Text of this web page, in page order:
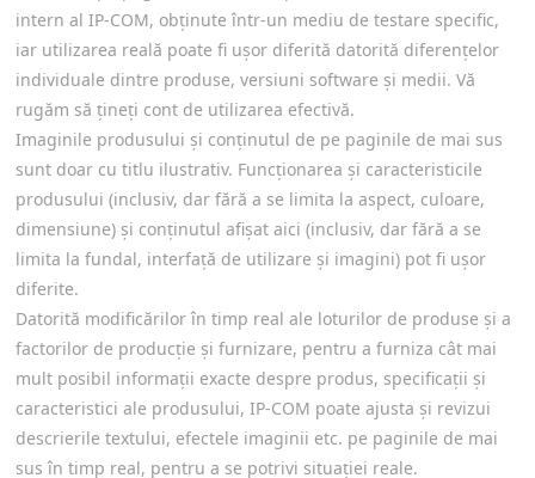
intern al IP-COM, obținute într-un mediu de testare specific,
iar utilizarea reală poate fi ușor diferită datorită diferențelor
individuale dintre produse, versiuni software și medii. Vă
rugăm să țineți cont de utilizarea efectivă.
Imaginile produsului și conținutul de pe paginile de mai sus
sunt doar cu titlu ilustrativ. Funcționarea și caracteristicile
produsului (inclusiv, dar fără a se limita la aspect, culoare,
dimensiune) și conținutul afișat aici (inclusiv, dar fără a se
limita la fundal, interfață de utilizare și imagini) pot fi ușor
diferite.
Datorită modificărilor în timp real ale loturilor de produse și a
factorilor de producție și furnizare, pentru a furniza cât mai
mult posibil informații exacte despre produs, specificații și
caracteristici ale produsului, IP-COM poate ajusta și revizui
descrierile textului, efectele imaginii etc. pe paginile de mai
sus în timp real, pentru a se potrivi situației reale.